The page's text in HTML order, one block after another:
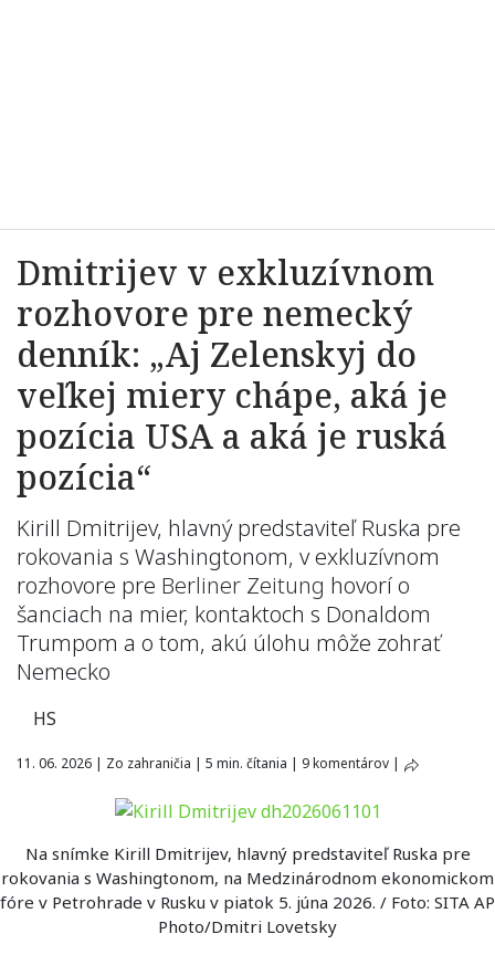
Dmitrijev v exkluzívnom
rozhovore pre nemecký
denník: „Aj Zelenskyj do
veľkej miery chápe, aká je
pozícia USA a aká je ruská
pozícia“
Kirill Dmitrijev, hlavný predstaviteľ Ruska pre
rokovania s Washingtonom, v exkluzívnom
rozhovore pre Berliner Zeitung hovorí o
šanciach na mier, kontaktoch s Donaldom
Trumpom a o tom, akú úlohu môže zohrať
Nemecko
HS
11. 06. 2026 | Zo zahraničia | 5 min. čítania | 9 komentárov |
Na snímke Kirill Dmitrijev, hlavný predstaviteľ Ruska pre
rokovania s Washingtonom, na Medzinárodnom ekonomickom
fóre v Petrohrade v Rusku v piatok 5. júna 2026. / Foto: SITA AP
Photo/Dmitri Lovetsky